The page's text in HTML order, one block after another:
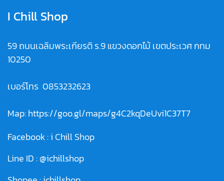
I Chill Shop
59 ถนนเฉลิมพระเกียรติ ร.9 แขวงดอกไม้ เขตประเวศ กทม
10250
เบอร์โทร 0853232623
Map:https://goo.gl/maps/g4C2kqDeUvi1C37T7
Facebook :i Chill Shop
Line ID :@ichillshop